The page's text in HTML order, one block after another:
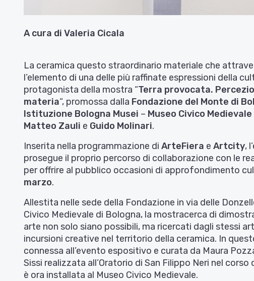
A cura di Valeria Cicala
La ceramica questo straordinario materiale che
l’elemento di una delle più raffinate espressioni della
protagonista della mostra “Terra provocata.
materia“, promossa dalla Fondazione del Monte di
Istituzione Bologna Musei – Museo Civico Medievale
Matteo Zauli e Guido Molinari.
Inserita nella programmazione di ArteFiera e Artcity,
prosegue il proprio percorso di collaborazione con le
per offrire al pubblico occasioni di approfondimento
marzo.
Allestita nelle sede della Fondazione in via delle
Civico Medievale di Bologna, la mostracerca di
arte non solo siano possibili, ma ricercati dagli stessi
incursioni creative nel territorio della ceramica. In
connessa all’evento espositivo e curata da Maura
Sissi realizzata all’Oratorio di San Filippo Neri nel corso
è ora installata al Museo Civico Medievale.